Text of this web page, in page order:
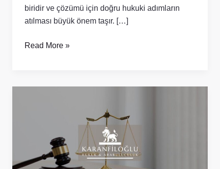
biridir ve çözümü için doğru hukuki adımların
atılması büyük önem taşır. […]
Read More »
Anlamak